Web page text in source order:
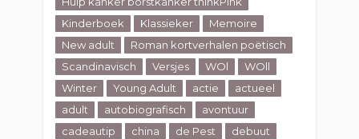
Kinderboek
Klassieker
Memoire
New adult
Roman kortverhalen poëtisch
Scandinavisch
Versjes WOl
WOll
Winter
Young Adult actie
actueel
adult
autobiografisch
avontuur
cadeautip
china de Pest
debuut